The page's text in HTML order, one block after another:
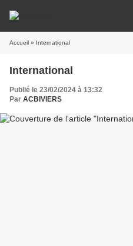
Accueil » International
International
Publié le 23/02/2024 à 13:32
Par ACBIVIERS